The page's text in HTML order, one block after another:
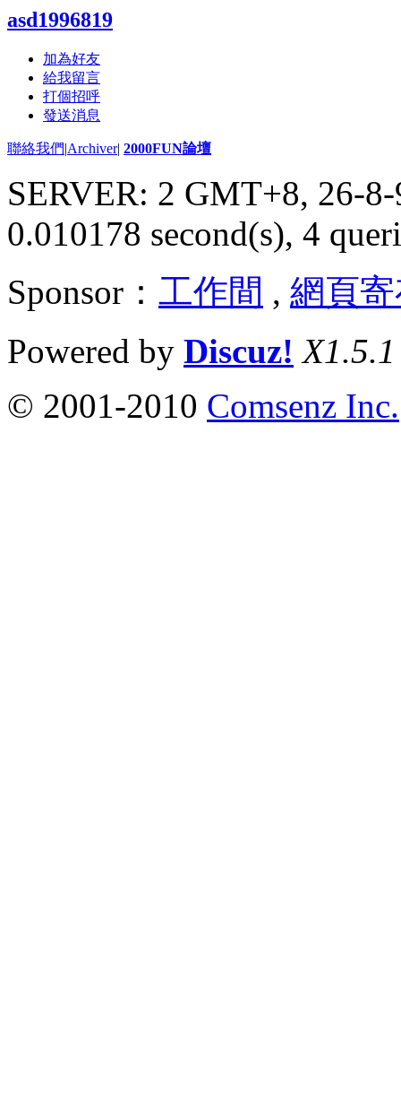
asd1996819
加為好友
給我留言
打個招呼
發送消息
聯絡我們|Archiver| 2000FUN論壇
SERVER: 2 GMT+8, 26-
0.010178 second(s), 4
Sponsor： 工作間 , 網頁
Powered by Discuz! X1.5.1
© 2001-2010 Comsenz Inc.